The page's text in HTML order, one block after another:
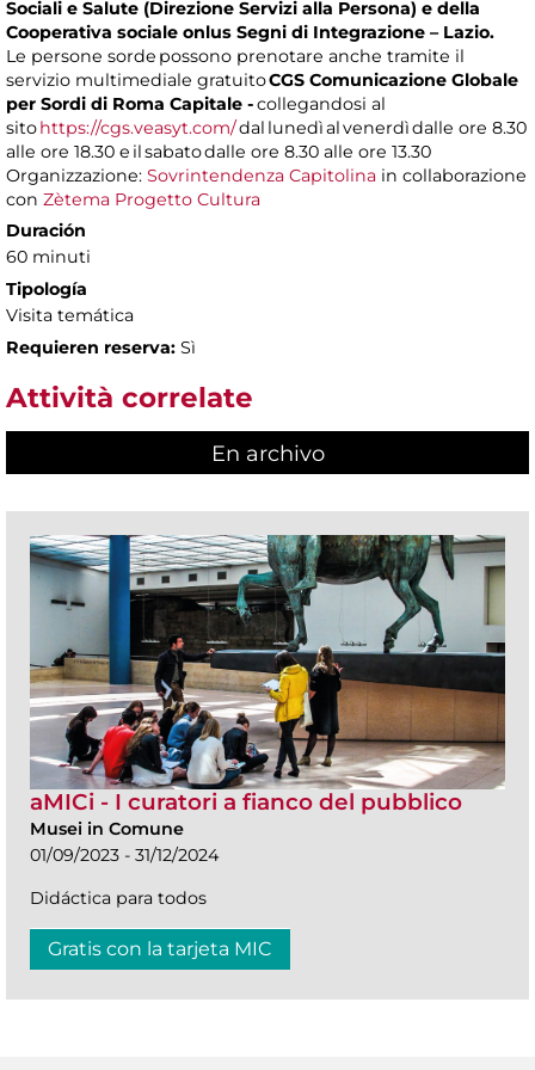
Sociali e Salute (Direzione Servizi alla Persona) e della
Cooperativa sociale onlus Segni di Integrazione – Lazio.
Le persone sorde possono prenotare anche tramite il
servizio multimediale gratuitoCGS Comunicazione Globale
per Sordi di Roma Capitale -collegandosi al
sitohttps://cgs.veasyt.com/dal lunedì al venerdì dalle ore 8.30
alle ore 18.30 e il sabato dalle ore 8.30 alle ore 13.30
Organizzazione: Sovrintendenza Capitolina in collaborazione
con Zètema Progetto Cultura
Duración
60 minuti
Tipología
Visita temática
Requieren reserva: Sì
Attività correlate
En archivo
aMICi - I curatori a fianco del pubblico
Musei in Comune
01/09/2023 - 31/12/2024
Didáctica para todos
Gratis con la tarjeta MIC